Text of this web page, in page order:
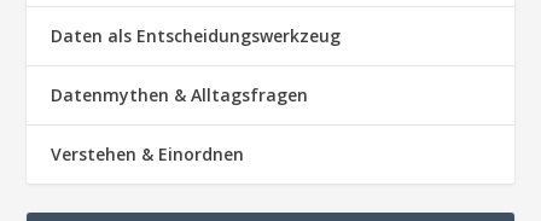
Daten als Entscheidungswerkzeug
Datenmythen & Alltagsfragen
Verstehen & Einordnen